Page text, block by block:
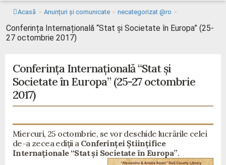
Acasă > Anunțuri și comunicate > necategorizat @ro >
Conferința Internațională “Stat și Societate în Europa” (25-
27 octombrie 2017)
Conferința Internațională “Stat și
Societate în Europa” (25-27 octombrie
2017)
Miercuri, 25 octombrie, se vor deschide lucrările celei
de-a zecea ediții a Conferinței Științifice
Internaționale “Stat și Societate în Europa”.